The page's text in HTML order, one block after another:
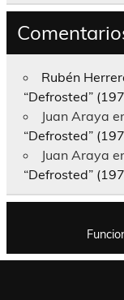
Rubén
“Defrosted”
Juan Araya
“Defrosted”
Juan Araya
“Defrosted”